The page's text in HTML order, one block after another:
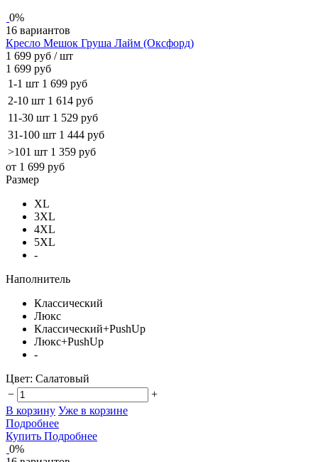
0%
16 вариантов
Кресло Мешок Груша Лайм (Оксфорд)
1 699 руб / шт
1 699 руб
1-1 шт 1 699 руб
2-10 шт 1 614 руб
11-30 шт 1 529 руб
31-100 шт 1 444 руб
>101 шт 1 359 руб
от 1 699 руб
Размер
XL
3XL
4XL
5XL
-
Наполнитель
Классический
Люкс
Классический+PushUp
Люкс+PushUp
-
Цвет: Салатовый
−
+
В корзину Уже в корзине
Подробнее
Купить Подробнее
0%